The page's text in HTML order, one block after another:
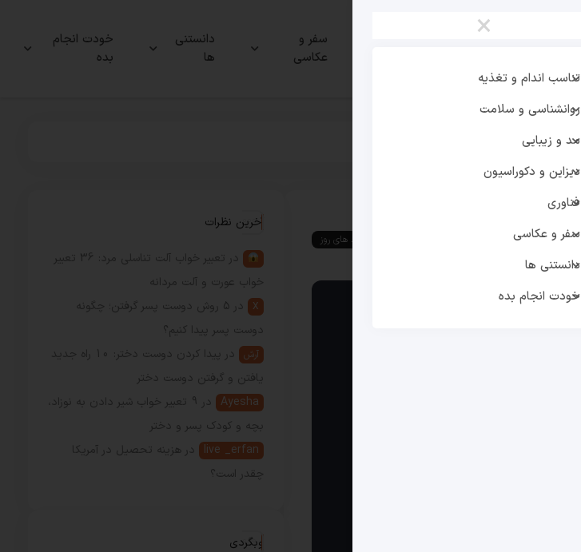
سفر و
عکاسی
دانستنی
ها
خودت انجام
بده
×
تناسب اندام و تغذیه
روانشناسی و سلامت
مد و زیبایی
دیزاین و دکوراسیون
فناوری
سفر و عکاسی
دانستنی ها
خودت انجام بده
ترند های روز
آخرین نظرات
در
تعبیر خواب آلت تناسلی مرد: 36 تعبیر
خواب عورت و آلت مردانه
X در
5 روش دوست پسر گرفتن؛ چگونه
دوست پسر پیدا کنیم؟
آرش در
پیدا کردن دوست دختر: 10 راه جدید
یافتن و گرفتن دوست دختر
Ayesha
در
9 تعبیر خواب شیر دادن به نوزاد،
بچه و کودک پسر و دختر
live _erfan
در
هزینه تحصیل در آمریکا
چقدر است؟
وبگردی